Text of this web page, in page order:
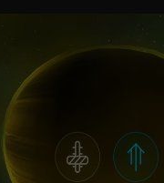
de las actualizaciones
son la plataforma
del juego. Pulgares de
equipo de desarrollo
amantes de la ciencia